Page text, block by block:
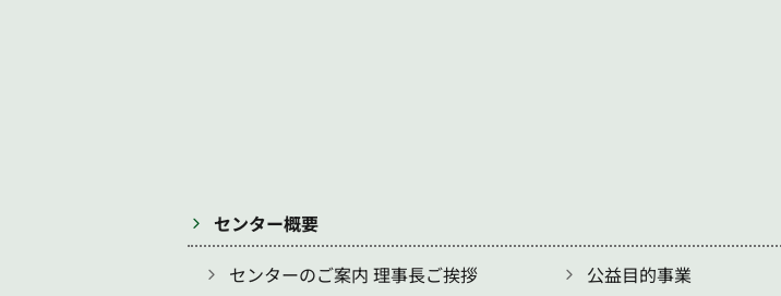
センター概要
センターのご案内 理事長ご挨拶
公益目的事業